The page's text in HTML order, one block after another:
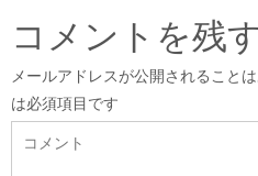
コメントを残
メールアドレスが公開されることは
は必須項目です